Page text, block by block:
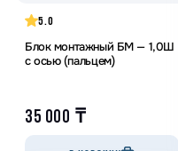
5.0
Блок монтажный БМ — 1,0Ш
с осью (пальцем)
35 000 ₸